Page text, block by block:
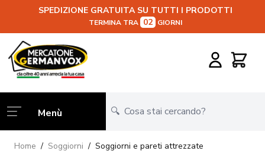
SPEDIZIONE GRATUITA SU TUTTI I PRODOTTI
TERMINA TRA 02 GIORNI
Salta al contenuto
Carrello
Menù
Home / Soggiorni / Soggiorni e pareti attrezzate